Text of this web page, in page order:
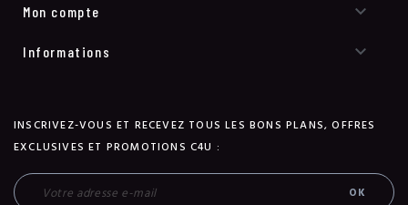
Mon compte 
Informations 
INSCRIVEZ-VOUS ET RECEVEZ TOUS LES BONS PLANS, OFFRES
EXCLUSIVES ET PROMOTIONS C4U :